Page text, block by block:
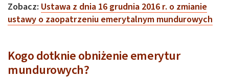
Zobacz: Ustawa z dnia 16 grudnia 2016 r. o zmianie
ustawy o zaopatrzeniu emerytalnym mundurowych
Kogo dotknie obniżenie emerytur
mundurowych?